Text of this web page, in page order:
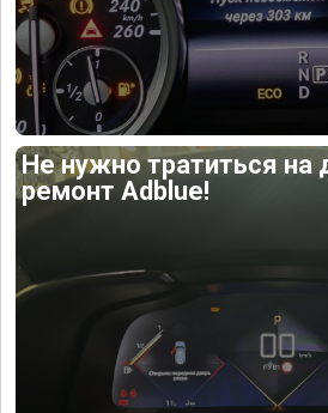
Не нужно тратиться на
ремонт Adblue!